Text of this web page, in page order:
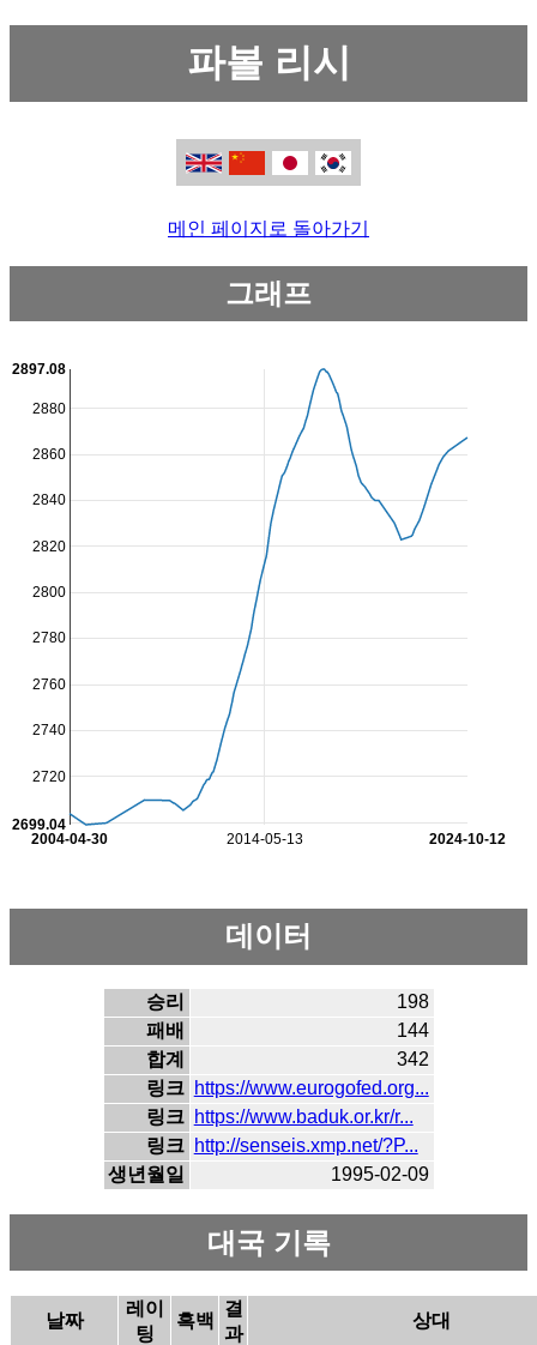
파볼 리시
메인 페이지로 돌아가기
그래프
2014-05-13
2004-04-30 2024-10-12
2720
2740
2760
2780
2800
2820
2840
2860
2880
2699.04
2897.08
데이터
승리
198
패배
144
합계
342
링크 https://www.eurogofed.org...
링크 https://www.baduk.or.kr/r...
링크 http://senseis.xmp.net/?P...
생년월일
1995-02-09
대국 기록
날짜
레이
팅
흑백
결
과
상대